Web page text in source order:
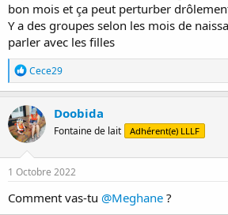
bon mois et ça peut perturber
Y a des groupes selon les mois de
parler avec les filles
R
é
a
c
t
i
o
n
s
Cece29
Doobida
Fontaine de lait Adhérent(e) LLLF
1 Octobre 2022
Comment vas-tu @Meghane ?